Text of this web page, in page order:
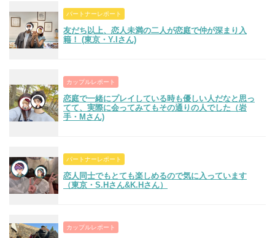
パートナーレポート
友だち以上、恋人未満の二人が恋庭で仲が深まり入
籍！ (東京・Y.Iさん)
カップルレポート
恋庭で一緒にプレイしている時も優しい人だなと思っ
てて、実際に会ってみてもその通りの人でした（岩
手・Mさん)
パートナーレポート
恋人同士でもとても楽しめるので気に入っています
（東京・S.Hさん&K.Hさん）
カップルレポート